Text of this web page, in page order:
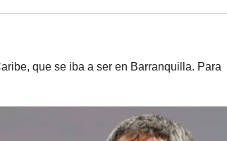
que se iba a ser en Barranquilla. Para